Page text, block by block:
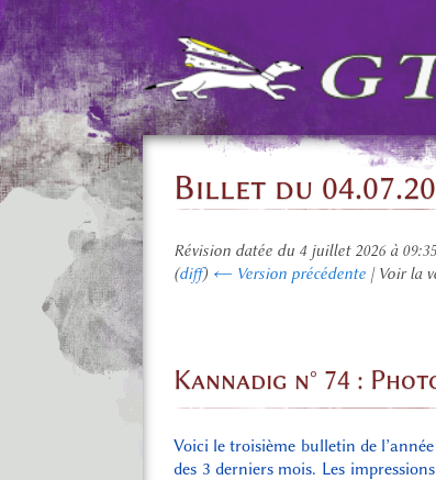
Billet du
Révision datée du 4 juillet 2026 à
(diff) ← Version précédente | Voir la
Kannadig n° 74 :
Voici le troisième bulletin de
des 3 derniers mois. Les